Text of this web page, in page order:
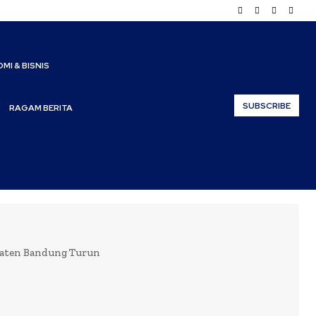
& BISNIS
RAGAM BERITA SUBSCRIBE
Bandung Turun